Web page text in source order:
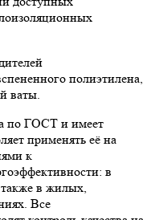
полиэтилена,
ваты.
по ГОСТ и имеет
применять её на
к
в
также в жилых,
Все